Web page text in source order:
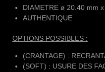
DIAMETRE ø 20.40 mm
AUTHENTIQUE
OPTIONS POSSIBLES :
(CRANTAGE) :
(SOFT) : USURE DES